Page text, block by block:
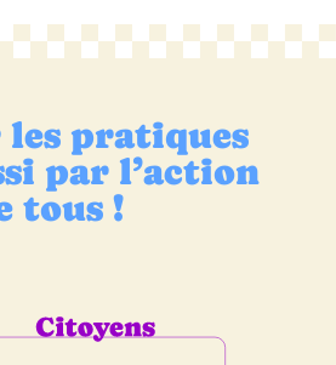
les pratiques
par l’action
tous !